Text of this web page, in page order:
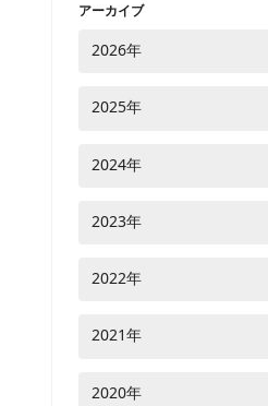
アーカイブ
2026年
2025年
2024年
2023年
2022年
2021年
2020年